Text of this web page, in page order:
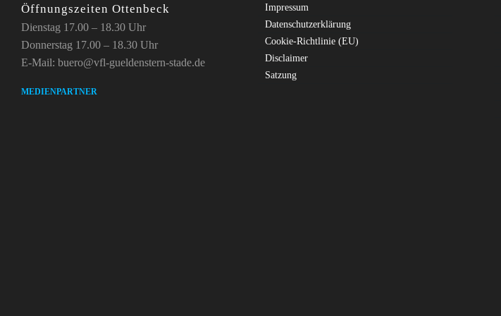
Öffnungszeiten Ottenbeck
Dienstag 17.00 – 18.30 Uhr
Donnerstag 17.00 – 18.30 Uhr
E-Mail: buero@vfl-gueldenstern-stade.de
MEDIENPARTNER
Impressum
Datenschutzerklärung
Cookie-Richtlinie (EU)
Disclaimer
Satzung